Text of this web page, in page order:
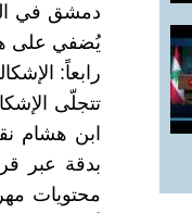
دمشق في
يُضفي على
رابعاً:
تتجلّى
ابن هشام
بدقة عبر
محتويات